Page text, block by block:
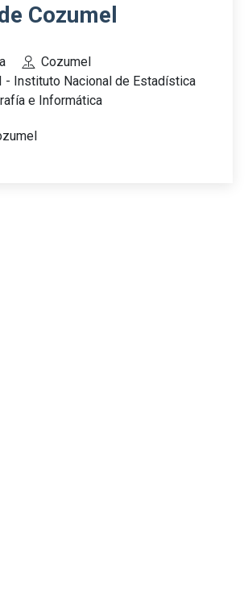
Cozumel
Cozumel
- Instituto Nacional de Estadística
e Informática